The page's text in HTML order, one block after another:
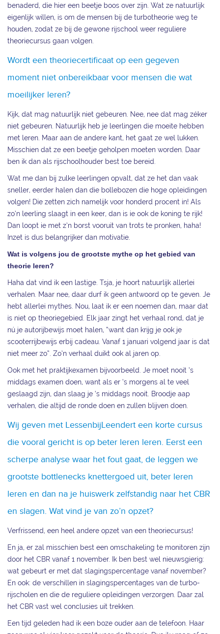
benaderd, die hier een beetje boos over zijn. Wat ze natuurlijk
eigenlijk willen, is om de mensen bij de turbotheorie weg te
houden, zodat ze bij de gewone rijschool weer reguliere
theoriecursus gaan volgen.
Wordt een theoriecertificaat op een gegeven
moment niet onbereikbaar voor mensen die wat
moeilijker leren?
Kijk, dat mag natuurlijk niet gebeuren. Nee, nee dat mag zéker
niet gebeuren. Natuurlijk heb je leerlingen die moeite hebben
met leren. Maar aan de andere kant, het gaat ze wel lukken.
Misschien dat ze een beetje geholpen moeten worden. Daar
ben ik dan als rijschoolhouder best toe bereid.
Wat me dan bij zulke leerlingen opvalt, dat ze het dan vaak
sneller, eerder halen dan die bollebozen die hoge opleidingen
volgen! Die zetten zich namelijk voor honderd procent in! Als
zo’n leerling slaagt in een keer, dan is ie ook de koning te rijk!
Dan loopt ie met z’n borst vooruit van trots te pronken, haha!
Inzet is dus belangrijker dan motivatie.
Wat is volgens jou de grootste mythe op het gebied van
theorie leren?
Haha dat vind ik een lastige. Tsja, je hoort natuurlijk allerlei
verhalen. Maar nee, daar durf ik geen antwoord op te geven. Je
hebt allerlei mythes. Nou, laat ik er een noemen dan, maar dat
is niet op theoriegebied. Elk jaar zingt het verhaal rond, dat je
nú je autorijbewijs moet halen, “want dan krijg je ook je
scooterrijbewijs erbij cadeau. Vanaf 1 januari volgend jaar is dat
niet meer zo”. Zo’n verhaal duikt ook al jaren op.
Ook met het praktijkexamen bijvoorbeeld. Je moet nooit ‘s
middags examen doen, want als er ‘s morgens al te veel
geslaagd zijn, dan slaag je ‘s middags nooit. Broodje aap
verhalen, die altijd de ronde doen en zullen blijven doen.
Wij geven met LessenbijLeendert een korte cursus
die vooral gericht is op beter leren leren. Eerst een
scherpe analyse waar het fout gaat, de leggen we
grootste bottlenecks knettergoed uit, beter leren
leren en dan na je huiswerk zelfstandig naar het CBR
en slagen. Wat vind je van zo’n opzet?
Verfrissend, een heel andere opzet van een theoriecursus!
En ja, er zal misschien best een omschakeling te monitoren zijn
door het CBR vanaf 1 november. Ik ben best wel nieuwsgierig:
wat gebeurt er met dat slagingspercentage vanaf november?
En ook: de verschillen in slagingspercentages van de turbo-
rijscholen en die de reguliere opleidingen verzorgen. Daar zal
het CBR vast wel conclusies uit trekken.
Een tijd geleden had ik een boze ouder aan de telefoon. Haar